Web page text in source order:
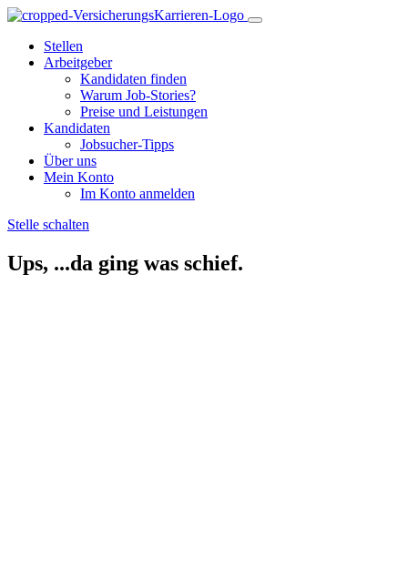
Stellen
Arbeitgeber
Kandidaten finden
Warum Job-Stories?
Preise und Leistungen
Kandidaten
Jobsucher-Tipps
Über uns
Mein Konto
Im Konto anmelden
Stelle schalten
Ups, ...da ging was schief.